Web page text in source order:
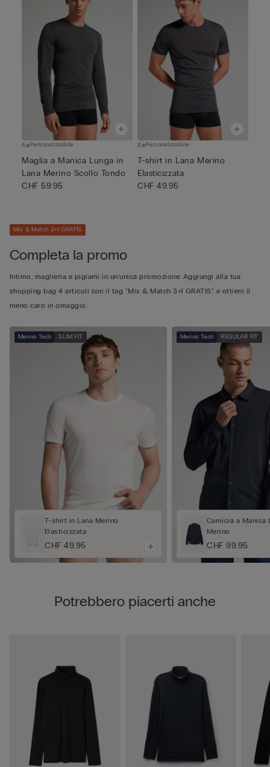
Personalizzabile
Maglia a Manica Lunga in
Lana Merino Scollo Tondo
CHF 59.95
Personalizzabile
T-shirt in Lana Merino
Elasticizzata
CHF 49.95
Mix & Match 3+1 GRATIS
Completa la promo
Intimo, maglieria e pigiami in un’unica promozione. Aggiungi alla tua
shopping bag 4 articoli con il tag "Mix & Match 3+1 GRATIS" e ottieni il
meno caro in omaggio.
Merino Tech SLIM FIT
T-shirt in Lana Merino
Elasticizzata
CHF 49.95
Merino Tech REGULAR FIT
Camicia a Manica
Merino
CHF 99.95
Potrebbero piacerti anche